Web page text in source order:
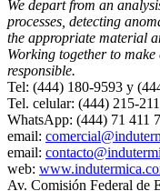
We depart from an
processes, detecting
the appropriate material
Working together to
responsible.
Tel: (444) 180-9593 y
Tel. celular: (444) 215-
WhatsApp: (444) 71 411
email:
email:
web:
Av. Comisión Federal de